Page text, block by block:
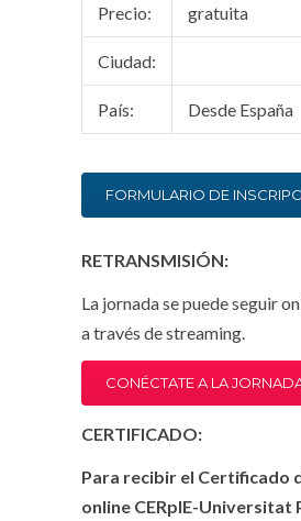
Precio: gratuita
Ciudad:
País: Desde España
FORMULARIO DE
RETRANSMISIÓN:
La jornada se puede seguir
a través de streaming.
CONÉCTATE A LA
CERTIFICADO:
Para recibir el Certificado
online CERpIE-Universitat